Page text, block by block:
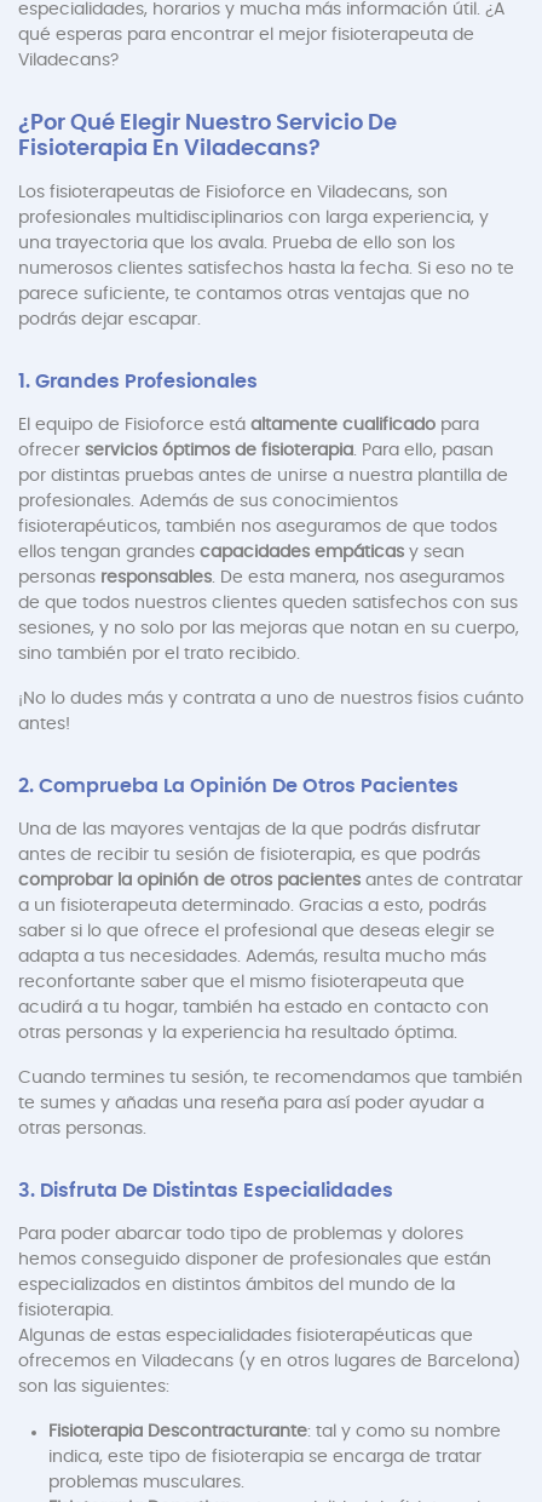
especialidades, horarios y mucha más información útil. ¿A
qué esperas para encontrar el mejor fisioterapeuta de
Viladecans?
¿Por Qué Elegir Nuestro Servicio De
Fisioterapia En Viladecans?
Los fisioterapeutas de Fisioforce en Viladecans, son
profesionales multidisciplinarios con larga experiencia, y
una trayectoria que los avala. Prueba de ello son los
numerosos clientes satisfechos hasta la fecha. Si eso no te
parece suficiente, te contamos otras ventajas que no
podrás dejar escapar.
1. Grandes Profesionales
El equipo de Fisioforce está altamente cualificado para
ofrecer servicios óptimos de fisioterapia. Para ello, pasan
por distintas pruebas antes de unirse a nuestra plantilla de
profesionales. Además de sus conocimientos
fisioterapéuticos, también nos aseguramos de que todos
ellos tengan grandes capacidades empáticas y sean
personas responsables. De esta manera, nos aseguramos
de que todos nuestros clientes queden satisfechos con sus
sesiones, y no solo por las mejoras que notan en su cuerpo,
sino también por el trato recibido.
¡No lo dudes más y contrata a uno de nuestros fisios cuánto
antes!
2. Comprueba La Opinión De Otros Pacientes
Una de las mayores ventajas de la que podrás disfrutar
antes de recibir tu sesión de fisioterapia, es que podrás
comprobar la opinión de otros pacientes antes de contratar
a un fisioterapeuta determinado. Gracias a esto, podrás
saber si lo que ofrece el profesional que deseas elegir se
adapta a tus necesidades. Además, resulta mucho más
reconfortante saber que el mismo fisioterapeuta que
acudirá a tu hogar, también ha estado en contacto con
otras personas y la experiencia ha resultado óptima.
Cuando termines tu sesión, te recomendamos que también
te sumes y añadas una reseña para así poder ayudar a
otras personas.
3. Disfruta De Distintas Especialidades
Para poder abarcar todo tipo de problemas y dolores
hemos conseguido disponer de profesionales que están
especializados en distintos ámbitos del mundo de la
fisioterapia.
Algunas de estas especialidades fisioterapéuticas que
ofrecemos en Viladecans (y en otros lugares de Barcelona)
son las siguientes:
Fisioterapia Descontracturante: tal y como su nombre
indica, este tipo de fisioterapia se encarga de tratar
problemas musculares.